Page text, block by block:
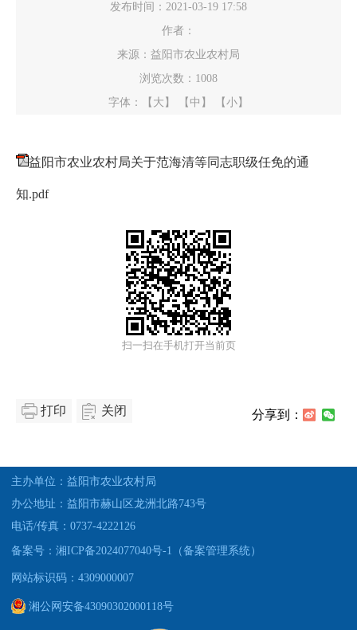
发布时间：2021-03-19 17:58
作者：
来源：益阳市农业农村局
浏览次数： 1008
字体：
【大】 【中】 【小】
益阳市农业农村局关于范海清等同志职级任免的通
知.pdf
扫一扫在手机打开当前页
打印 关闭 分享到：
主办单位：益阳市农业农村局
办公地址：益阳市赫山区龙洲北路743号
电话/传真：0737-4222126
备案号：湘ICP备2024077040号-1（备案管理系统）
网站标识码：4309000007
湘公网安备43090302000118号